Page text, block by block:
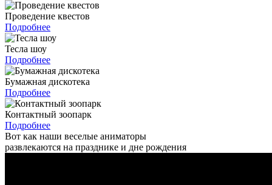
Проведение квестов
Подробнее
Тесла шоу
Подробнее
Бумажная дискотека
Подробнее
Контактный зоопарк
Подробнее
Вот как наши веселые аниматоры
развлекаются на празднике и дне рождения